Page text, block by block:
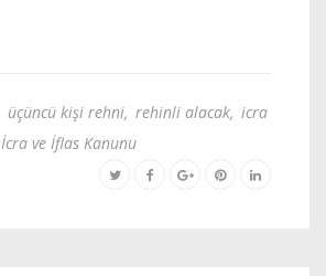
üçüncü kişi rehni, rehinli alacak, icra
İcra ve İflas Kanunu